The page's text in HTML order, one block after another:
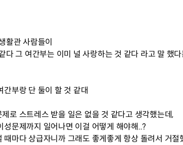
활관 사람들이
다 그 여간부는 이미 널 사랑하는 것 같다 라고 말 했
부랑 단 둘이 할 것 같대
로 스트레스 받을 일은 없을 것 같다고 생각했는데,
성문제까지 일어나면 이걸 어떻게 해야해..?
때마다 상급자니까 그래도 좋게좋게 항상 돌려서 거절